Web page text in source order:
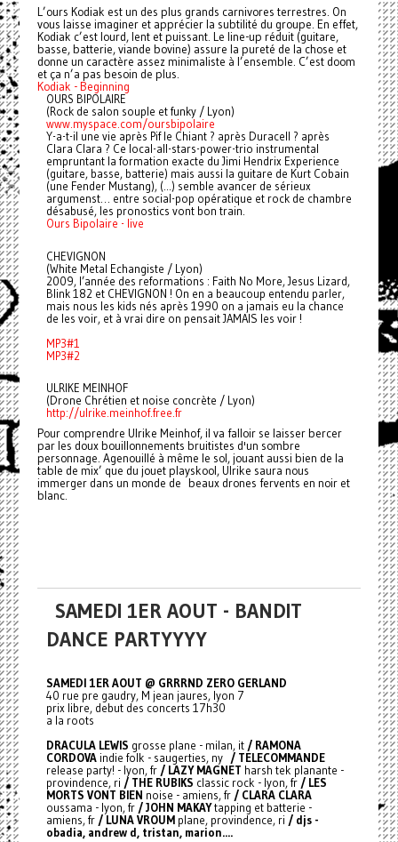
L’ours Kodiak est un des plus grands carnivores terrestres. On
vous laisse imaginer et apprécier la subtilité du groupe. En effet,
Kodiak c’est lourd, lent et puissant. Le line-up réduit (guitare,
basse, batterie, viande bovine) assure la pureté de la chose et
donne un caractère assez minimaliste à l’ensemble. C’est doom
et ça n’a pas besoin de plus.
Kodiak - Beginning
OURS BIPOLAIRE
(Rock de salon souple et funky / Lyon)
www.myspace.com/oursbipolaire
Y-a-t-il une vie après Pif le Chiant ? après Duracell ? après
Clara Clara ? Ce local-all-stars-power-trio instrumental
empruntant la formation exacte du Jimi Hendrix Experience
(guitare, basse, batterie) mais aussi la guitare de Kurt Cobain
(une Fender Mustang), (...) semble avancer de sérieux
argumenst… entre social-pop opératique et rock de chambre
désabusé, les pronostics vont bon train.
Ours Bipolaire - live
CHEVIGNON
(White Metal Echangiste / Lyon)
2009, l’année des reformations : Faith No More, Jesus Lizard,
Blink 182 et CHEVIGNON ! On en a beaucoup entendu parler,
mais nous les kids nés après 1990 on a jamais eu la chance
de les voir, et à vrai dire on pensait JAMAIS les voir !
MP3#1
MP3#2
ULRIKE MEINHOF
(Drone Chrétien et noise concrète / Lyon)
http://ulrike.meinhof.free.fr
Pour comprendre Ulrike Meinhof, il va falloir se laisser bercer
par les doux bouillonnements bruitistes d'un sombre
personnage. Agenouillé à même le sol, jouant aussi bien de la
table de mix’ que du jouet playskool, Ulrike saura nous
immerger dans un monde de beaux drones fervents en noir et
blanc.
SAMEDI 1ER AOUT - BANDIT
DANCE PARTYYYY
SAMEDI 1ER AOUT @ GRRRND ZERO GERLAND
40 rue pre gaudry, M jean jaures, lyon 7
prix libre, debut des concerts 17h30
a la roots
DRACULA LEWIS grosse plane - milan, it / RAMONA
CORDOVA indie folk - saugerties, ny / TELECOMMANDE
release party! - lyon, fr / LAZY MAGNET harsh tek planante -
provindence, ri / THE RUBIKS classic rock - lyon, fr/ LES
MORTS VONT BIEN noise - amiens, fr / CLARA CLARA
oussama - lyon, fr / JOHN MAKAYtapping et batterie -
amiens, fr / LUNA VROUMplane, provindence, ri / djs -
obadia, andrew d, tristan, marion....